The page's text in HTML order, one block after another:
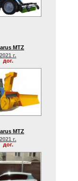
MTZ
2021 г.
дог.
MTZ
2021 г.
дог.